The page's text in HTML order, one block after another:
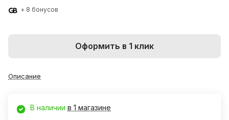
+ 8 бонусов
Оформить в 1 клик
Описание
В наличии в 1 магазине